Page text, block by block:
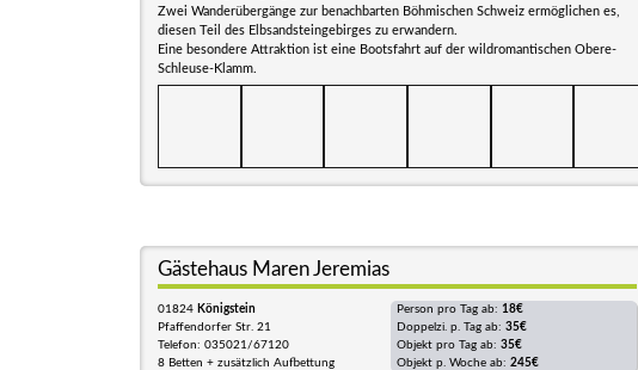
Zwei Wanderübergänge zur benachbarten Böhmischen Schweiz ermöglichen es,
diesen Teil des Elbsandsteingebirges zu erwandern.
Eine besondere Attraktion ist eine Bootsfahrt auf der wildromantischen Obere-
Schleuse-Klamm.
Gästehaus Maren Jeremias
01824 Königstein
Pfaffendorfer Str. 21
Telefon: 035021/67120
8 Betten + zusätzlich Aufbettung
Person pro Tag ab: 18€
Doppelzi. p. Tag ab: 35€
Objekt pro Tag ab: 35€
Objekt p. Woche ab: 245€